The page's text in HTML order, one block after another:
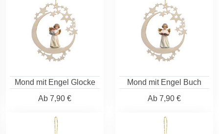
Mond mit Engel Glocke
Ab 7,90 €
Mond mit Engel Buch
Ab 7,90 €